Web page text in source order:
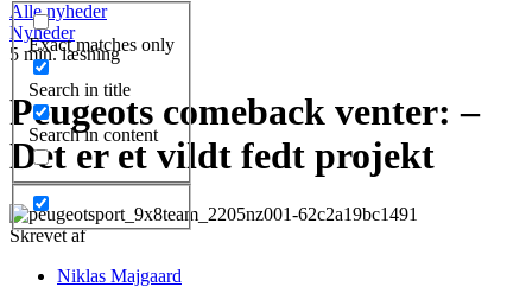
Exact matches only
Search in title
Search in content
Alle nyheder
Nyheder
5 min. læsning
Peugeots comeback venter: –
Det er et vildt fedt projekt
Skrevet af
Niklas Majgaard